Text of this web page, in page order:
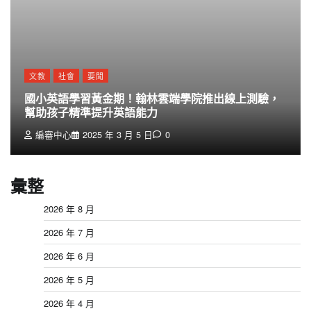
文教 社會 要聞
國小英語學習黃金期！翰林雲端學院推出線上測驗，
幫助孩子精準提升英語能力
編審中心 2025 年 3 月 5 日 0
彙整
2026 年 8 月
2026 年 7 月
2026 年 6 月
2026 年 5 月
2026 年 4 月